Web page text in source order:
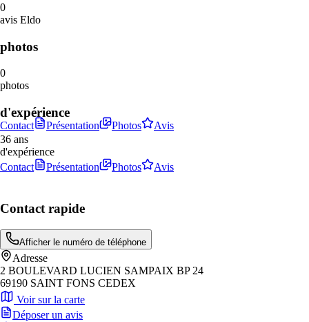
0
avis Eldo
photos
0
photos
d'expérience
36 ans
d'expérience
Contact
Présentation Photos Avis
Contact Présentation Photos Avis
Contact rapide
Afficher le numéro de téléphone
Adresse
2 BOULEVARD LUCIEN SAMPAIX BP 24
69190 SAINT FONS CEDEX
Voir sur la carte
Déposer un avis